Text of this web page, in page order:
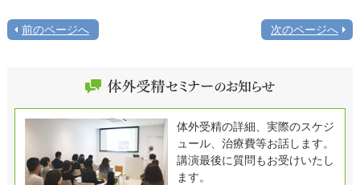
前のページへ 次のページへ
体外受精の詳細、実際のスケジ
ュール、治療費等お話します。
講演最後に質問もお受けいたし
ます。